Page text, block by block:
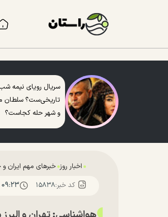
سریال رویای نیمه
تاریخی‌ست؟ سلطان
و شهر حله کجاست؟
اخبار روز خبرهای مهم ایران
کد خبر:۱۵۸۳۸ ۰۹:۲۳